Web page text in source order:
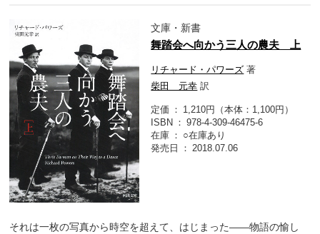
文庫・新書
舞踏会へ向かう三人の農夫 上
リチャード・パワーズ 著
柴田 元幸 訳
定価
1,210円（本体：1,100円）
ISBN
978-4-309-46475-6
在庫
○在庫あり
発売日
2018.07.06
それは一枚の写真から時空を超えて、はじまった――物語の愉し